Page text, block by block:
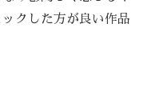
クした方が良い作品